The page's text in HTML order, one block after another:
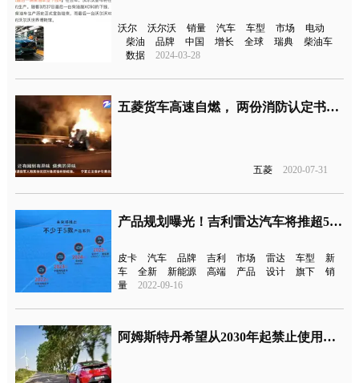
沃尔 沃尔沃 销量 汽车 车型 市场
电动
柴油
品牌 中国 增长 全球 瑞典
柴油车
数据
2024-03-28
五菱货车高速自燃， 两份消防认定书不一样
五菱 2020-07-31
产品规划曝光！吉利雷达汽车将推超5款新车
皮卡 汽车 品牌 吉利 市场 雷达 车型
新
车
全新 新能源 高端 产品 设计 旗下
销
量
2022-09-16
阿姆斯特丹希望从2030年起禁止使用燃油和柴油汽车